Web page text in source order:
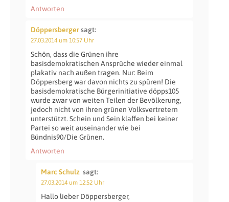
Antworten
Döppersbergersagt:
27.03.2014 um 10:57 Uhr
Schön, dass die Grünen ihre
basisdemokratischen Ansprüche wieder einmal
plakativ nach außen tragen. Nur: Beim
Döppersberg war davon nichts zu spüren! Die
basisdemokratische Bürgerinitiative döpps105
wurde zwar von weiten Teilen der Bevölkerung,
jedoch nicht von ihren grünen Volksvertretern
unterstützt. Schein und Sein klaffen bei keiner
Partei so weit auseinander wie bei
Bündnis90/Die Grünen.
Antworten
Marc Schulz sagt:
27.03.2014 um 12:52 Uhr
Hallo lieber Döppersberger,